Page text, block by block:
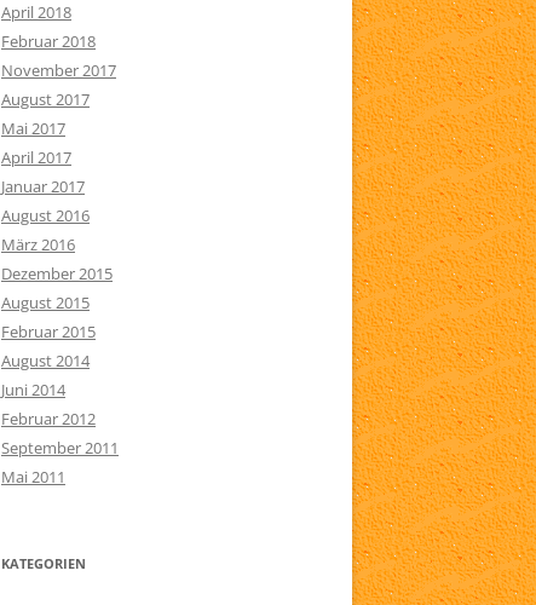
April 2018
Februar 2018
November 2017
August 2017
Mai 2017
April 2017
Januar 2017
August 2016
März 2016
Dezember 2015
August 2015
Februar 2015
August 2014
Juni 2014
Februar 2012
September 2011
Mai 2011
KATEGORIEN